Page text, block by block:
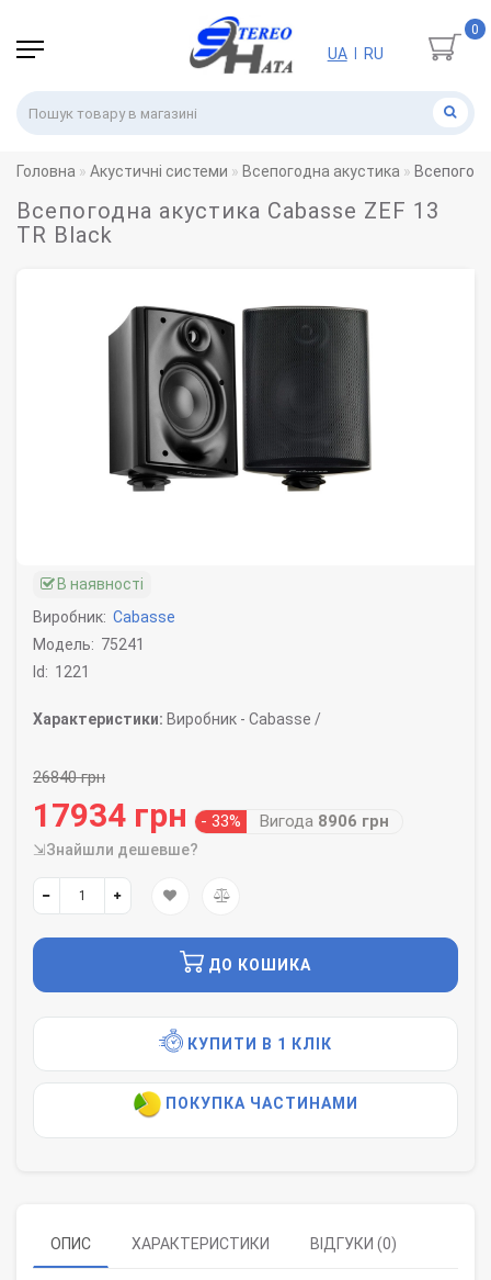
0
UA RU
Головна Акустичні системи Всепогодна акустика
Всепогодна акустика Cabasse ZEF 13
TR Black
В наявності
Виробник: Cabasse
Модель: 75241
Id: 1221
Характеристики: Виробник - Cabasse /
26840 грн
17934 грн - 33% Вигода 8906 грн
⇲Знайшли дешевше?
ДО КОШИКА
КУПИТИ В 1 КЛІК
ПОКУПКА ЧАСТИНАМИ
ОПИС ХАРАКТЕРИСТИКИ ВІДГУКИ (0)